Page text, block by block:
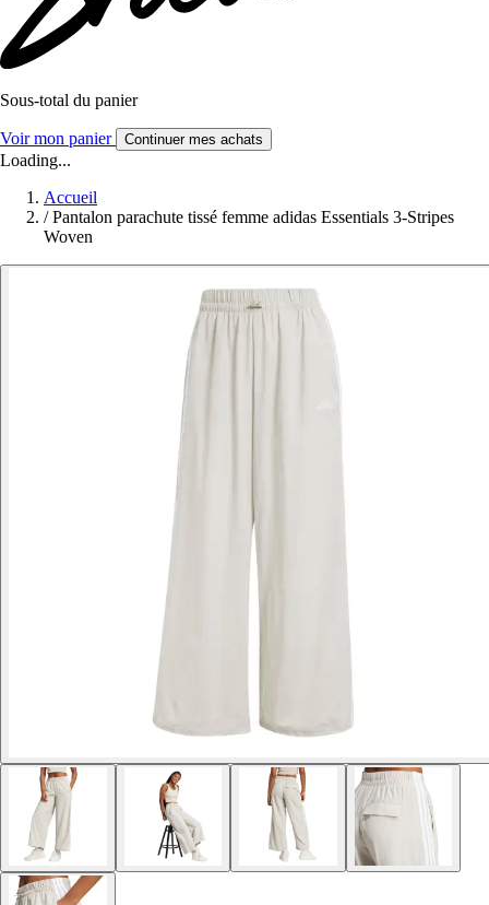
Sous-total du panier
Voir mon panier Continuer mes achats
Loading...
Accueil
/ Pantalon parachute tissé femme adidas Essentials 3-Stripes
Woven